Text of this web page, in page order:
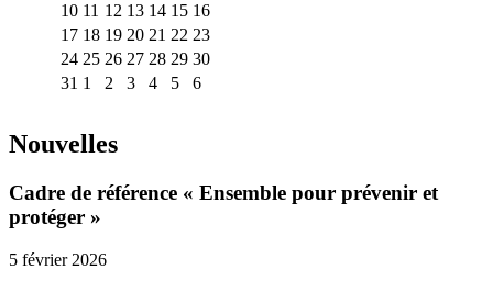
10 11 12 13 14 15 16
17 18 19 20 21 22 23
24 25 26 27 28 29 30
31 1 2 3 4 5 6
Nouvelles
Cadre de référence « Ensemble pour prévenir et
protéger »
5 février 2026